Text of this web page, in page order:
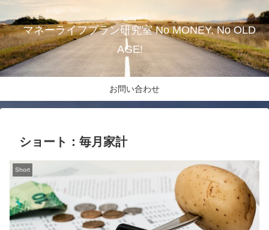
マネーライフプラン研究室 No MONEY, No OLD
AGE!
お問い合わせ
ショート：毎月家計
Short